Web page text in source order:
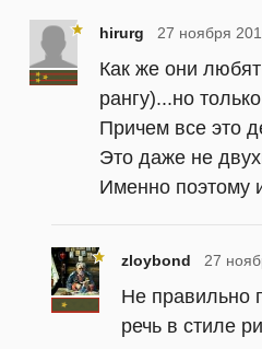
hirurg 27 ноября
Как же они
рангу)...но
Причем все это
Это даже не
Именно поэтому
zloybond 27
Не правильно
речь в стиле